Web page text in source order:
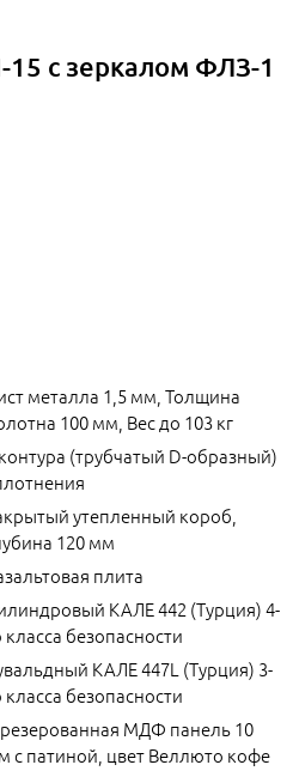
с зеркалом ФЛЗ-1
металла 1,5 мм, Толщина
100 мм, Вес до 103 кг
(трубчатый D-образный)
утепленный короб,
120 мм
плита
КАЛЕ 442 (Турция) 4-
класса безопасности
КАЛЕ 447L (Турция) 3-
класса безопасности
МДФ панель 10
с патиной, цвет Веллюто кофе